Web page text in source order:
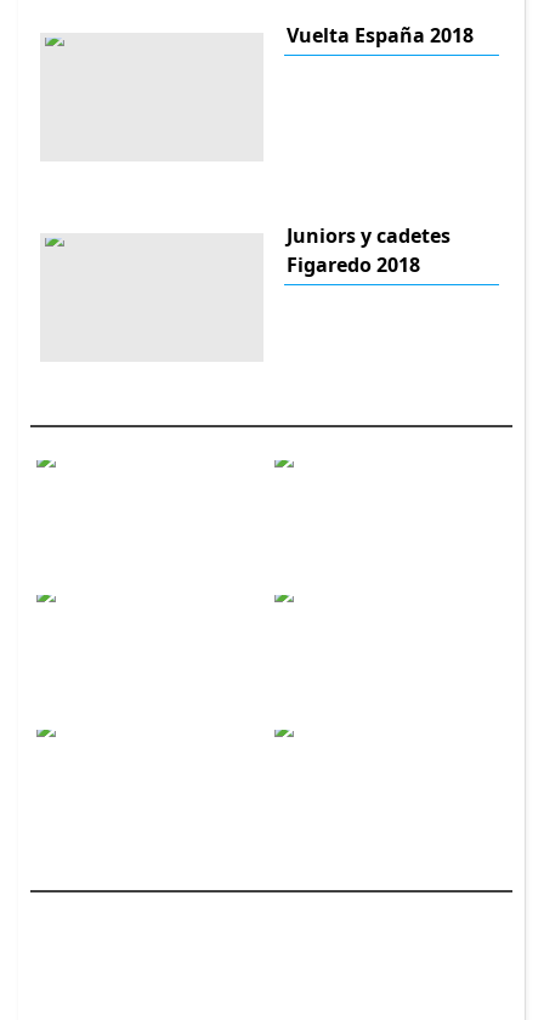
Vuelta España 2018
Juniors y cadetes
Figaredo 2018